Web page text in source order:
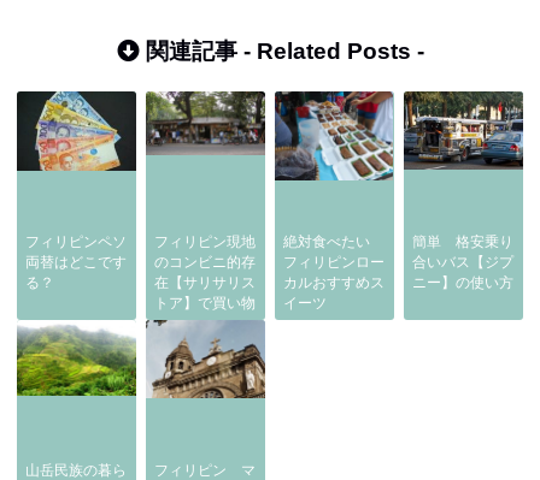
関連記事 - Related Posts -
フィリピンペソ
両替はどこです
る？
フィリピン現地
のコンビニ的存
在【サリサリス
トア】で買い物
絶対食べたい
フィリピンロー
カルおすすめス
イーツ
簡単 格安乗り
合いバス【ジプ
ニー】の使い方
山岳民族の暮ら
フィリピン マ